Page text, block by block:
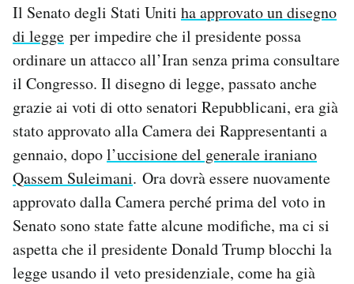
Area Personale
Newsletter
Notifiche mobile
Regala il Post
Hai bisogno di aiuto?
Il Senato degli Stati Uniti ha approvato un disegno
di legge per impedire che il presidente possa
ordinare un attacco all’Iran senza prima consultare
il Congresso. Il disegno di legge, passato anche
grazie ai voti di otto senatori Repubblicani, era già
stato approvato alla Camera dei Rappresentanti a
gennaio, dopol’uccisione del generale iraniano
Qassem Suleimani. Ora dovrà essere nuovamente
approvato dalla Camera perché prima del voto in
Senato sono state fatte alcune modifiche, ma ci si
aspetta che il presidente Donald Trump blocchi la
legge usando il veto presidenziale, come ha già